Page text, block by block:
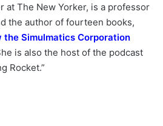
at The New Yorker, is a professor
the author of fourteen books,
the Simulmatics Corporation
is also the host of the podcast
Rocket.”